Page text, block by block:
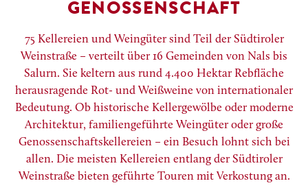
ENOSSENSCHAFT
75 Kellereien und Weingüter sind Teil der Südtiroler
Weinstraße – verteilt über 16 Gemeinden von Nals bis
Salurn. Sie keltern aus rund 4.400 Hektar Rebfläche
herausragende Rot- und Weißweine von internationaler
Bedeutung. Ob historische Kellergewölbe oder moderne
Architektur, familiengeführte Weingüter oder große
Genossenschaftskellereien – ein Besuch lohnt sich bei
allen. Die meisten Kellereien entlang der Südtiroler
Weinstraße bieten geführte Touren mit Verkostung an.